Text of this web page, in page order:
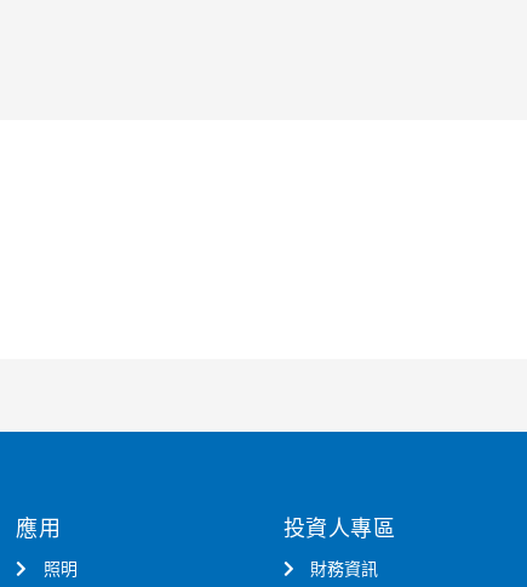
應用
照明
投資人專區
財務資訊